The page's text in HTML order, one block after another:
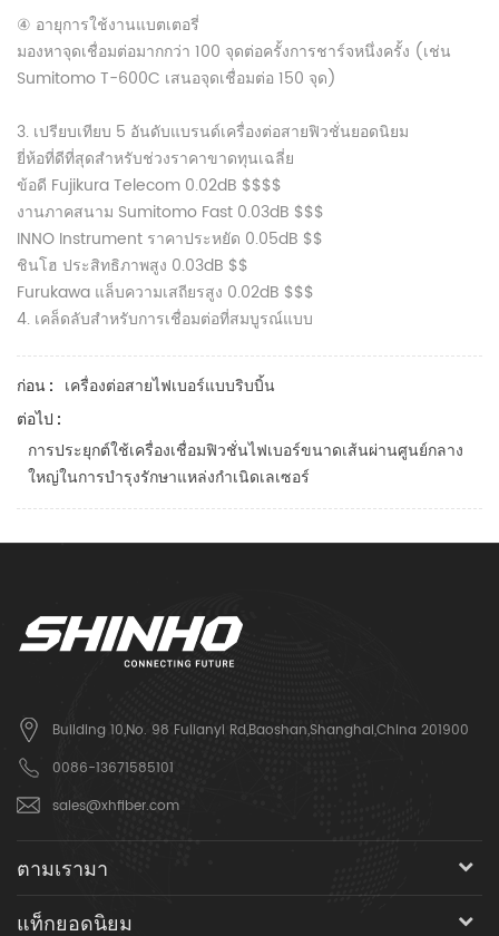
④ อายุการใช้งานแบตเตอรี่
มองหาจุดเชื่อมต่อมากกว่า 100 จุดต่อครั้งการชาร์จหนึ่งครั้ง (เช่น
Sumitomo T-600C เสนอจุดเชื่อมต่อ 150 จุด)
3. เปรียบเทียบ 5 อันดับแบรนด์เครื่องต่อสายฟิวชั่นยอดนิยม
ยี่ห้อที่ดีที่สุดสำหรับช่วงราคาขาดทุนเฉลี่ย
ข้อดี Fujikura Telecom 0.02dB $$$$
งานภาคสนาม Sumitomo Fast 0.03dB $$$
INNO Instrument ราคาประหยัด 0.05dB $$
ชินโฮ ประสิทธิภาพสูง 0.03dB $$
Furukawa แล็บความเสถียรสูง 0.02dB $$$
4. เคล็ดลับสำหรับการเชื่อมต่อที่สมบูรณ์แบบ
ก่อน : เครื่องต่อสายไฟเบอร์แบบริบบิ้น
ต่อไป :
การประยุกต์ใช้เครื่องเชื่อมฟิวชั่นไฟเบอร์ขนาดเส้นผ่านศูนย์กลาง
ใหญ่ในการบำรุงรักษาแหล่งกำเนิดเลเซอร์
Building 10,No. 98 Fulianyi Rd,Baoshan,Shanghai,China 201900
0086-13671585101
sales@xhfiber.com
ตามเรามา
แท็กยอดนิยม